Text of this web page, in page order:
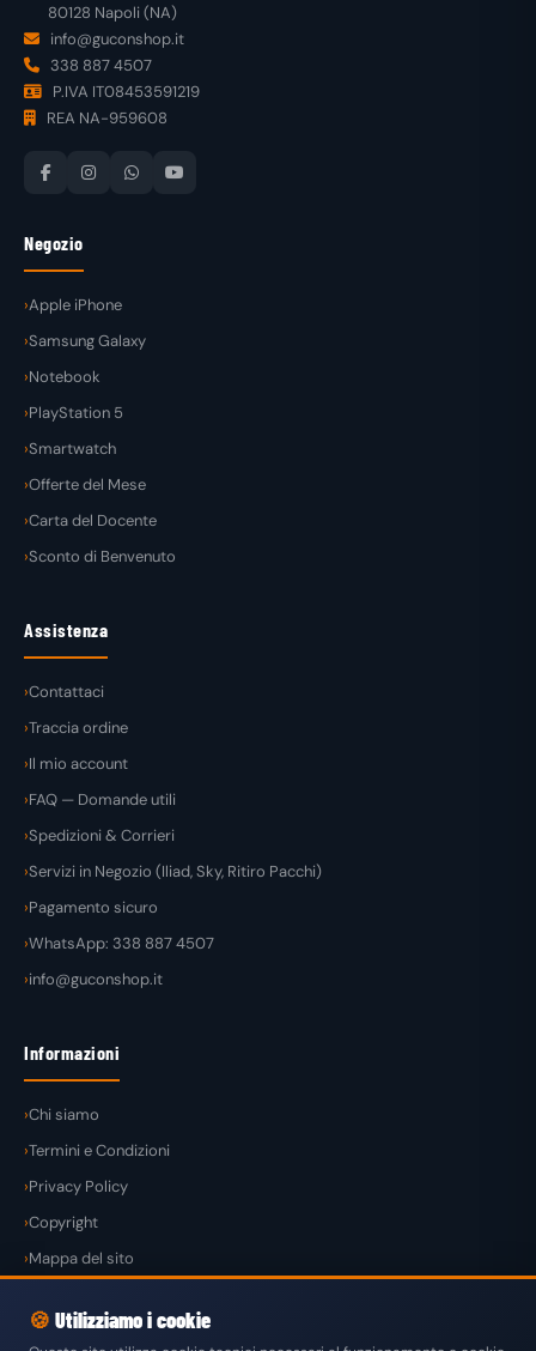
80128 Napoli (NA)
info@guconshop.it
338 887 4507
P.IVA IT08453591219
REA NA-959608
Negozio
Apple iPhone
Samsung Galaxy
Notebook
PlayStation 5
Smartwatch
Offerte del Mese
Carta del Docente
Sconto di Benvenuto
Assistenza
Contattaci
Traccia ordine
Il mio account
FAQ — Domande utili
Spedizioni & Corrieri
Servizi in Negozio (Iliad, Sky, Ritiro Pacchi)
Pagamento sicuro
WhatsApp: 338 887 4507
info@guconshop.it
Informazioni
Chi siamo
Termini e Condizioni
Privacy Policy
Copyright
Mappa del sito
🍪 Utilizziamo i cookie